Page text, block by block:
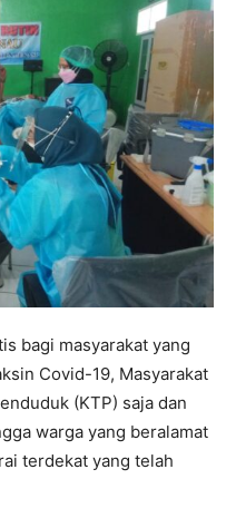
bagi masyarakat yang
Covid-19, Masyarakat
(KTP) saja dan
warga yang beralamat
terdekat yang telah